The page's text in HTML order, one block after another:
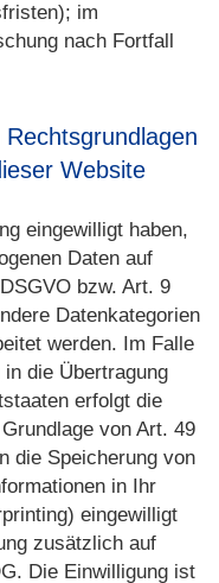
im
nach Fortfall
Website
eingewilligt haben,
Daten auf
bzw. Art. 9
Datenkategorien
werden. Im Falle
die Übertragung
erfolgt die
von Art. 49
die Speicherung von
in Ihr
eingewilligt
zusätzlich auf
Die Einwilligung ist